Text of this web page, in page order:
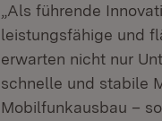
„Als führende
leistungsfähige und
erwarten nicht nur
schnelle und stabile
Mobilfunkausbau –